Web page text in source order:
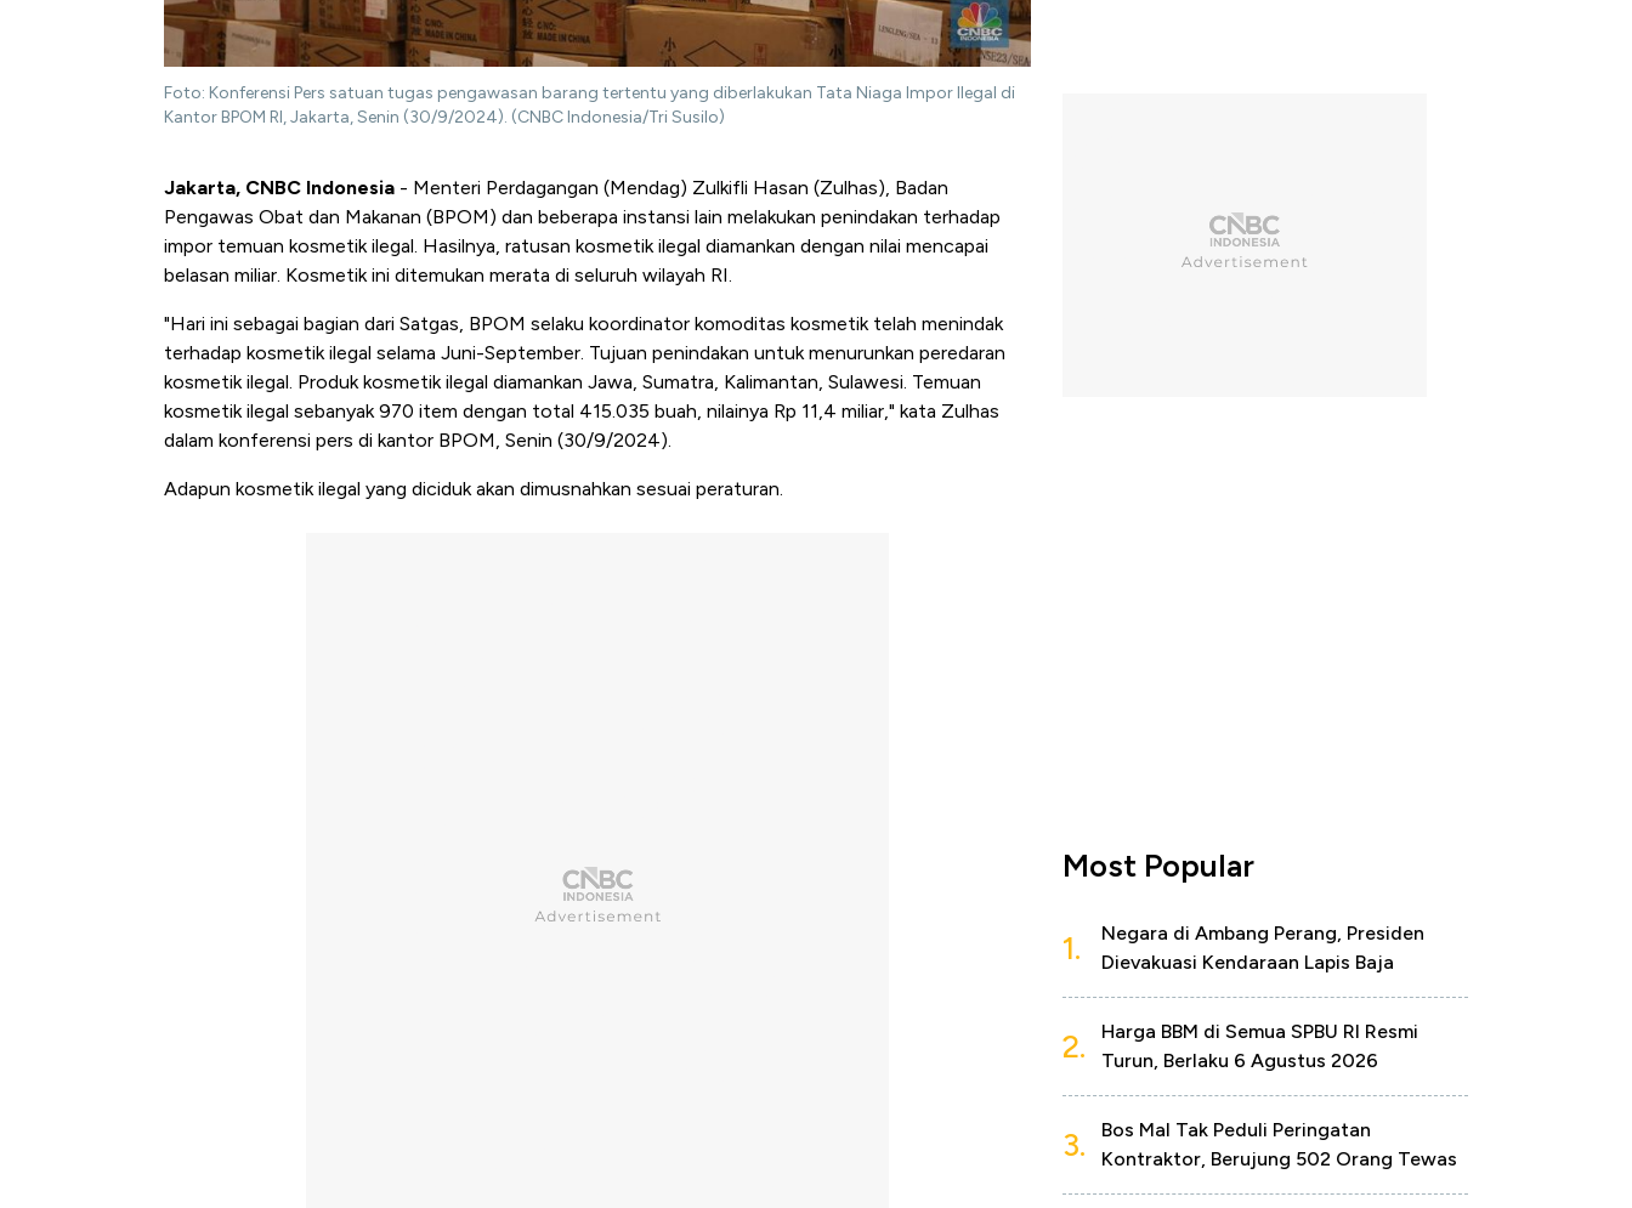
Foto: Konferensi Pers satuan tugas pengawasan barang tertentu yang diberlakukan Tata Niaga Impor Ilegal di
Kantor BPOM RI, Jakarta, Senin (30/9/2024). (CNBC Indonesia/Tri Susilo)
Jakarta, CNBC Indonesia - Menteri Perdagangan (Mendag) Zulkifli Hasan (Zulhas), Badan
Pengawas Obat dan Makanan (BPOM) dan beberapa instansi lain melakukan penindakan terhadap
impor temuan kosmetik ilegal. Hasilnya, ratusan kosmetik ilegal diamankan dengan nilai mencapai
belasan miliar. Kosmetik ini ditemukan merata di seluruh wilayah RI.
"Hari ini sebagai bagian dari Satgas, BPOM selaku koordinator komoditas kosmetik telah menindak
terhadap kosmetik ilegal selama Juni-September. Tujuan penindakan untuk menurunkan peredaran
kosmetik ilegal. Produk kosmetik ilegal diamankan Jawa, Sumatra, Kalimantan, Sulawesi. Temuan
kosmetik ilegal sebanyak 970 item dengan total 415.035 buah, nilainya Rp 11,4 miliar," kata Zulhas
dalam konferensi pers di kantor BPOM, Senin (30/9/2024).
Adapun kosmetik ilegal yang diciduk akan dimusnahkan sesuai peraturan.
Most Popular
1.
Negara di Ambang Perang, Presiden
Dievakuasi Kendaraan Lapis Baja
2.
Harga BBM di Semua SPBU RI Resmi
Turun, Berlaku 6 Agustus 2026
3.
Bos Mal Tak Peduli Peringatan
Kontraktor, Berujung 502 Orang Tewas